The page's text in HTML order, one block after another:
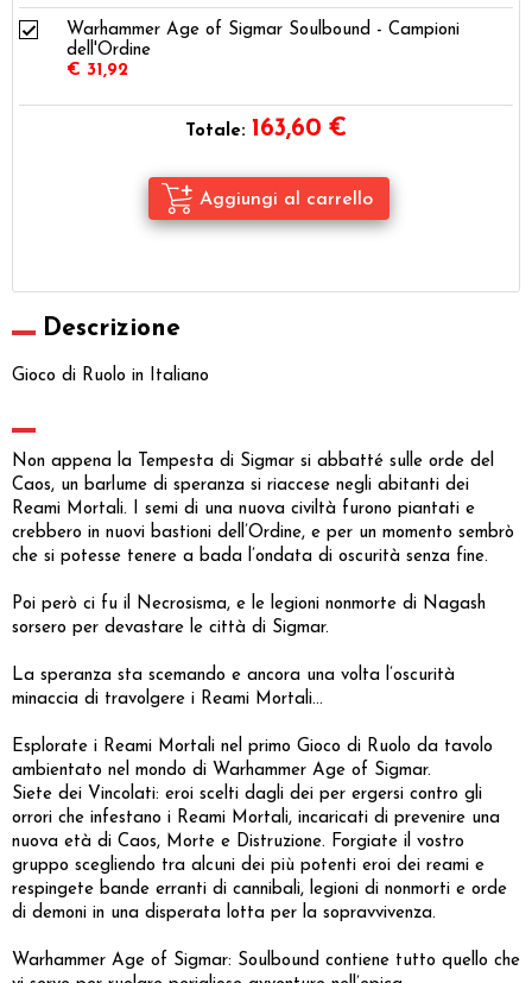
Warhammer Age of Sigmar Soulbound - Campioni
dell'Ordine
€ 31,92
Totale: 163,60 €
Descrizione
Gioco di Ruolo in Italiano
Non appena la Tempesta di Sigmar si abbatté sulle orde del
Caos, un barlume di speranza si riaccese negli abitanti dei
Reami Mortali. I semi di una nuova civiltà furono piantati e
crebbero in nuovi bastioni dell’Ordine, e per un momento sembrò
che si potesse tenere a bada l’ondata di oscurità senza fine.
Poi però ci fu il Necrosisma, e le legioni nonmorte di Nagash
sorsero per devastare le città di Sigmar.
La speranza sta scemando e ancora una volta l’oscurità
minaccia di travolgere i Reami Mortali…
Esplorate i Reami Mortali nel primo Gioco di Ruolo da tavolo
ambientato nel mondo di Warhammer Age of Sigmar.
Siete dei Vincolati: eroi scelti dagli dei per ergersi contro gli
orrori che infestano i Reami Mortali, incaricati di prevenire una
nuova età di Caos, Morte e Distruzione. Forgiate il vostro
gruppo scegliendo tra alcuni dei più potenti eroi dei reami e
respingete bande erranti di cannibali, legioni di nonmorti e orde
di demoni in una disperata lotta per la sopravvivenza.
Warhammer Age of Sigmar: Soulbound contiene tutto quello che